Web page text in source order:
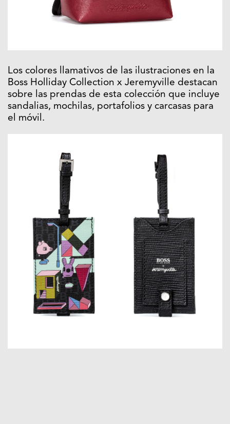
Los colores llamativos de las ilustraciones en la
Boss Holliday Collection x Jeremyville destacan
sobre las prendas de esta colección que incluye
sandalias, mochilas, portafolios y carcasas para
el móvil.